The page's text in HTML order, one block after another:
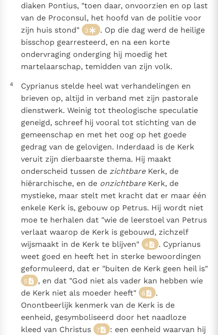
diaken Pontius, "toen daar, onvoorzien en op last
van de Proconsul, het hoofd van de politie voor
zijn huis stond"
3
. Op die dag werd de heilige
bisschop gearresteerd, en na een korte
ondervraging onderging hij moedig het
martelaarschap, temidden van zijn volk.
4
Cyprianus stelde heel wat verhandelingen en
brieven op, altijd in verband met zijn pastorale
dienstwerk. Weinig tot theologische speculatie
geneigd, schreef hij vooral tot stichting van de
gemeenschap en met het oog op het goede
gedrag van de gelovigen. Inderdaad is de Kerk
veruit zijn dierbaarste thema. Hij maakt
onderscheid tussen de zichtbareKerk, de
hiërarchische, en de onzichtbareKerk, de
mystieke, maar stelt met kracht dat er maar één
enkele Kerk is, gebouw op Petrus. Hij wordt niet
moe te herhalen dat "wie de leerstoel van Petrus
verlaat waarop de Kerk is gebouwd, zichzelf
wijsmaakt in de Kerk te blijven"
4
. Cyprianus
weet goed en heeft het in sterke bewoordingen
geformuleerd, dat er "buiten de Kerk geen heil is"
5
, en dat "God niet als vader kan hebben wie
de Kerk niet als moeder heeft"
6
.
Onontbeerlijk kenmerk van de Kerk is de
eenheid, gesymboliseerd door het naadloze
kleed van Christus
7
: een eenheid waarvan hij